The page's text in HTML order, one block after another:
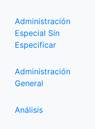
Administración
Especial Sin
Especificar
Administración
General
Análisis